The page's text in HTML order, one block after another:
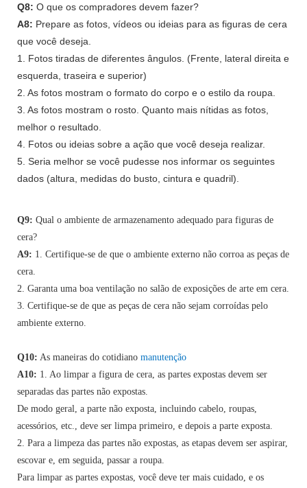
Q8: O que os compradores devem fazer?
A8: Prepare as fotos, vídeos ou ideias para as figuras de cera
que você deseja.
1. Fotos tiradas de diferentes ângulos. (Frente, lateral direita e
esquerda, traseira e superior)
2. As fotos mostram o formato do corpo e o estilo da roupa.
3. As fotos mostram o rosto. Quanto mais nítidas as fotos,
melhor o resultado.
4. Fotos ou ideias sobre a ação que você deseja realizar.
5. Seria melhor se você pudesse nos informar os seguintes
dados (altura, medidas do busto, cintura e quadril).
Q9: Qual o ambiente de armazenamento adequado para figuras de
cera?
A9: 1. Certifique-se de que o ambiente externo não corroa as peças de
cera.
2. Garanta uma boa ventilação no salão de exposições de arte em cera.
3. Certifique-se de que as peças de cera não sejam corroídas pelo
ambiente externo.
Q10: As maneiras do cotidiano manutenção
A10: 1. Ao limpar a figura de cera, as partes expostas devem ser
separadas das partes não expostas.
De modo geral, a parte não exposta, incluindo cabelo, roupas,
acessórios, etc., deve ser limpa primeiro, e depois a parte exposta.
2. Para a limpeza das partes não expostas, as etapas devem ser aspirar,
escovar e, em seguida, passar a roupa.
Para limpar as partes expostas, você deve ter mais cuidado, e os